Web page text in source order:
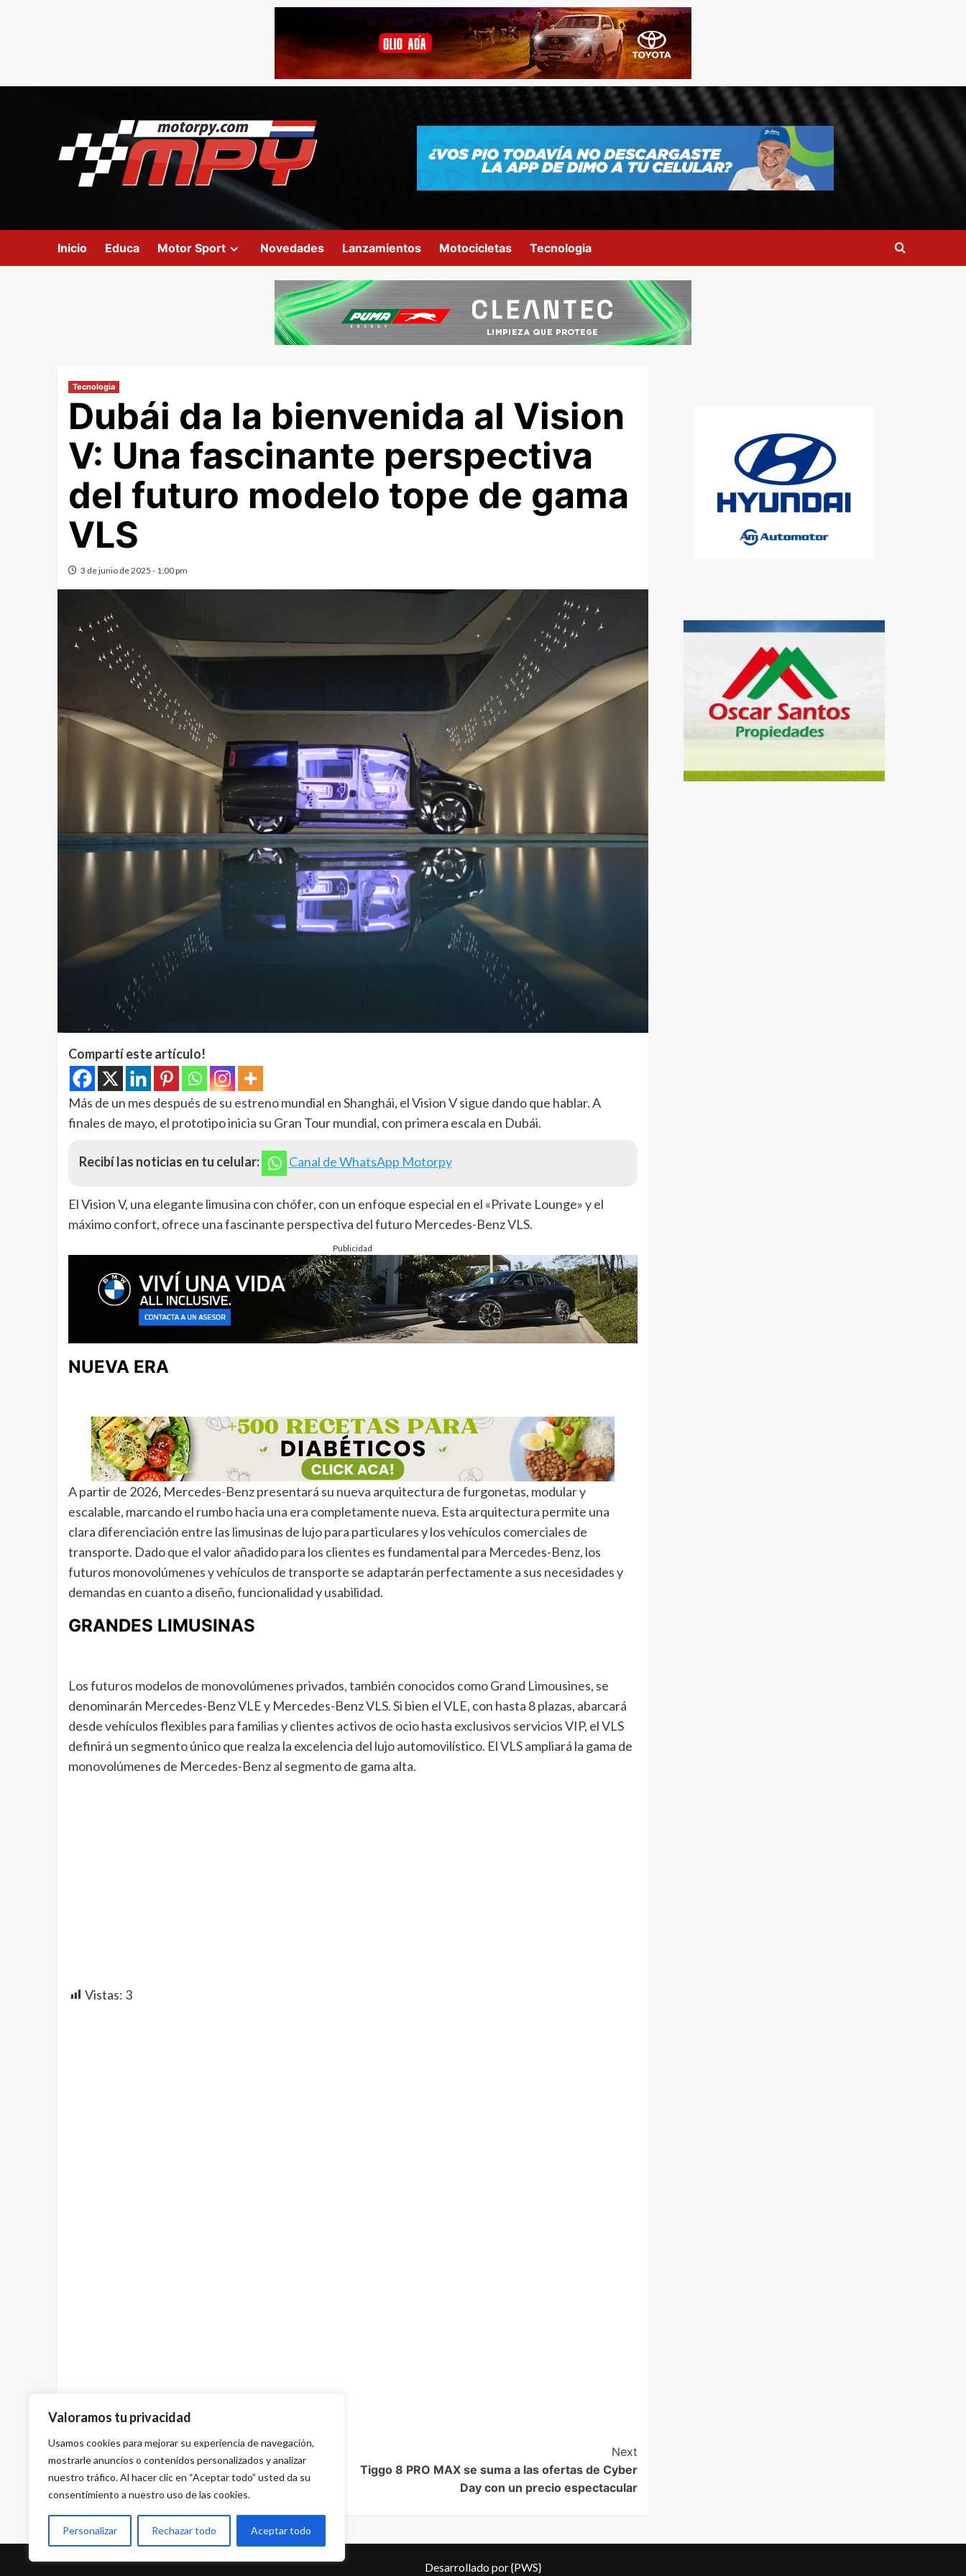
Valoramos tu privacidad
Usamos cookies para mejorar su experiencia de navegación,
mostrarle anuncios o contenidos personalizados y analizar
nuestro tráfico. Al hacer clic en “Aceptar todo” usted da su
consentimiento a nuestro uso de las cookies.
Personalizar Rechazar todo Aceptar todo
Inicio Educa Motor Sport Novedades Lanzamientos Motocicletas Tecnologia
Tecnologia
Dubái da la bienvenida al Vision
V: Una fascinante perspectiva
del futuro modelo tope de gama
VLS
3 de junio de 2025 - 1:00 pm
Compartí este artículo!
Más de un mes después de su estreno mundial en Shanghái, el Vision V sigue dando que hablar. A
finales de mayo, el prototipo inicia su Gran Tour mundial, con primera escala en Dubái.
Recibí las noticias en tu celular: Canal de WhatsApp Motorpy
El Vision V, una elegante limusina con chófer, con un enfoque especial en el «Private Lounge» y el
máximo confort, ofrece una fascinante perspectiva del futuro Mercedes-Benz VLS.
Publicidad
NUEVA ERA
A partir de 2026, Mercedes-Benz presentará su nueva arquitectura de furgonetas, modular y
escalable, marcando el rumbo hacia una era completamente nueva. Esta arquitectura permite una
clara diferenciación entre las limusinas de lujo para particulares y los vehículos comerciales de
transporte. Dado que el valor añadido para los clientes es fundamental para Mercedes-Benz, los
futuros monovolúmenes y vehículos de transporte se adaptarán perfectamente a sus necesidades y
demandas en cuanto a diseño, funcionalidad y usabilidad.
GRANDES LIMUSINAS
Los futuros modelos de monovolúmenes privados, también conocidos como Grand Limousines, se
denominarán Mercedes-Benz VLE y Mercedes-Benz VLS. Si bien el VLE, con hasta 8 plazas, abarcará
desde vehículos flexibles para familias y clientes activos de ocio hasta exclusivos servicios VIP, el VLS
definirá un segmento único que realza la excelencia del lujo automovilístico. El VLS ampliará la gama de
monovolúmenes de Mercedes-Benz al segmento de gama alta.
Vistas: 3
Previous
Scania comenzará a entregar nuevos autobuses
eléctricos al norte de Suecia
Next
Tiggo 8 PRO MAX se suma a las ofertas de Cyber
Day con un precio espectacular
Desarrollado por{PWS}